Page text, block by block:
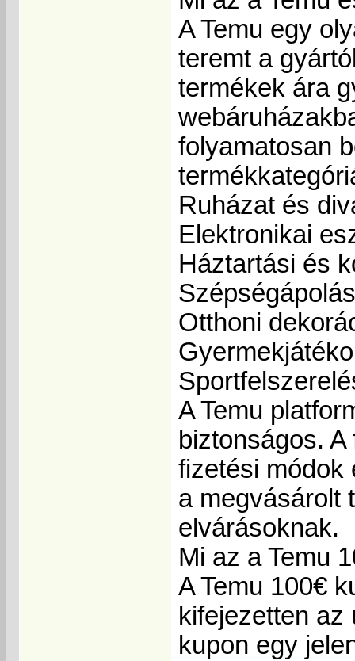
A Temu egy
teremt a
termékek ára
folyamatosan
Ruházat és
Elektronikai
Háztartási és
Otthoni
A Temu
biztonságos.
fizetési módok
a megvásárolt
elvárásoknak.
Mi az a Temu
A Temu 100€
kifejezetten
kupon egy